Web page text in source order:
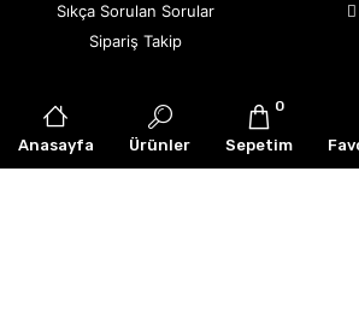
Sıkça Sorulan Sorular
Sipariş Takip
© 2026 1BLOOD — Tüm Hakları Saklıdır.
Anasayfa Ürünler Sepetim
0